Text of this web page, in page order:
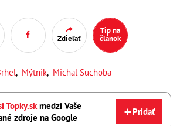
Zdieľať
Tip na
článok
, Mýtnik, Michal Suchoba
Topky.skmedzi Vaše
zdroje na Google
Pridať